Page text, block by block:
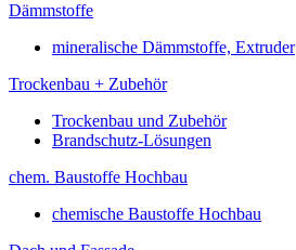
Dämmstoffe
mineralische Dämmstoffe, Extruder
Trockenbau + Zubehör
Trockenbau und Zubehör
Brandschutz-Lösungen
chem. Baustoffe Hochbau
chemische Baustoffe Hochbau